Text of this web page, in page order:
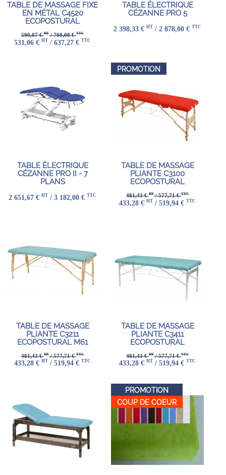
TABLE DE MASSAGE FIXE
EN MÉTAL C4520
ECOPOSTURAL
590,07 €HT/ 708,08 €TTC
531,06 € HT / 637,27 € TTC
TABLE ÉLECTRIQUE
CÉZANNE PRO 5
2 398,33 € HT / 2 878,00 € TTC
TABLE ÉLECTRIQUE
CÉZANNE PRO II - 7
PLANS
2 651,67 € HT / 3 182,00 € TTC
PROMOTION
TABLE DE MASSAGE
PLIANTE C3100
ECOPOSTURAL
481,43 €HT/ 577,71 €TTC
433,28 € HT / 519,94 € TTC
TABLE DE MASSAGE
PLIANTE C3211
ECOPOSTURAL M61
481,43 €HT/ 577,71 €TTC
433,28 € HT / 519,94 € TTC
TABLE DE MASSAGE
PLIANTE C3411
ECOPOSTURAL
481,43 €HT/ 577,71 €TTC
433,28 € HT / 519,94 € TTC
PROMOTION
COUP DE COEUR